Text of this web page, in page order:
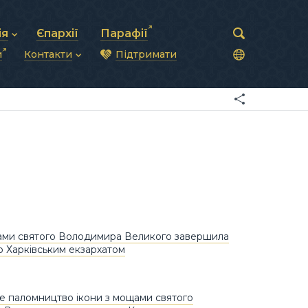
рада
та комунікації
Єпархії Парафії
Контакти
Синоди Єпископів
Підтримати
святого Володимира Великого завершила
Харківським екзархатом
паломництво ікони з мощами святого